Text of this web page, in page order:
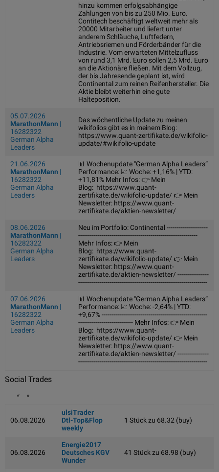
hinzu kommen erfolgsabhängige
Zahlungen von bis zu 250 Mio. Euro.
Contitech beschäftigt weltweit mehr als
20000 Mitarbeiter und liefert unter
anderem Schläuche, Luftfedern,
Antriebsriemen und Förderbänder für die
Industrie. Vom erwarteten Mittelzufluss
von rund 3,1 Mrd. Euro sollen 2,5 Mrd. Euro
an die Aktionäre fließen. Mit dem Vollzug,
der bis Jahresende geplant ist, wird
Continental zum reinen Reifenhersteller. Die
Aktie bleibt weiterhin eine gute
Halteposition.
05.07.2026
MarathonMann |
16282322
German Alpha
Leaders
Das wöchentliche Update zu meinen
wikifolios gibt es in meinem Blog:
https://www.quant-zertifikate.de/wikifolio-
update/#wikifolio-update
21.06.2026
MarathonMann |
16282322
German Alpha
Leaders
📊 Wochenupdate "German Alpha Leaders“
Performance: 📈 Woche: +1,16% | YTD:
+11,81% Mehr Infos: 👉 Mein
Blog: https://www.quant-
zertifikate.de/wikifolio-update/ 👉 Mein
Newsletter: https://www.quant-
zertifikate.de/aktien-newsletter/
08.06.2026
MarathonMann |
16282322
German Alpha
Leaders
Neu im Portfolio: Continental ---------------------
-------------------------------------------------------------
Mehr Infos: 👉 Mein
Blog: https://www.quant-
zertifikate.de/wikifolio-update/ 👉 Mein
Newsletter: https://www.quant-
zertifikate.de/aktien-newsletter/ ----------------
------------------------------------------------------------------
07.06.2026
MarathonMann |
16282322
German Alpha
Leaders
📊 Wochenupdate "German Alpha Leaders“
Performance: 📈 Woche: -2,64% | YTD:
+9,67% ------------------------------------------------------
---------------------------- Mehr Infos: 👉 Mein
Blog: https://www.quant-
zertifikate.de/wikifolio-update/ 👉 Mein
Newsletter: https://www.quant-
zertifikate.de/aktien-newsletter/ ----------------
------------------------------------------------------------------
Social Trades
« »
06.08.2026
ulsiTrader
Dtl-Top&Flop
weekly
1 Stück zu 68.32 (buy)
06.08.2026
Energie2017
Deutsches KGV
Wunder
41 Stück zu 68.98 (buy)